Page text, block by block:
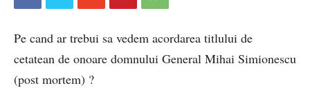
Pe cand ar trebui sa vedem acordarea titlului de
cetatean de onoare domnului General Mihai Simionescu
(post mortem) ?